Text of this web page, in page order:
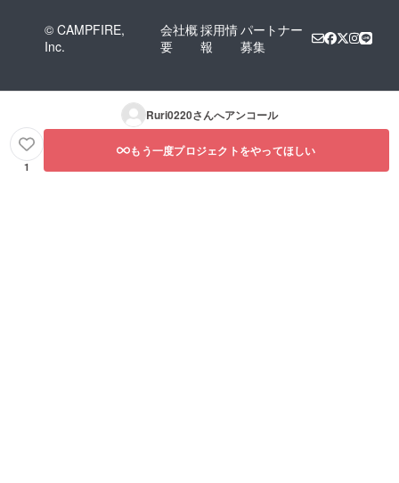
© CAMPFIRE,
Inc.
会社概
要
採用情
報
パートナー
募集
Ruri0220さんへアンコール
1
もう一度プロジェクトをやってほしい